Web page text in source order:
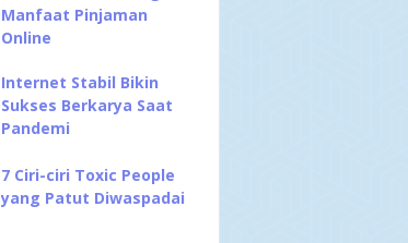
Manfaat Pinjaman
Online
Internet Stabil Bikin
Sukses Berkarya Saat
Pandemi
7 Ciri-ciri Toxic People
yang Patut Diwaspadai